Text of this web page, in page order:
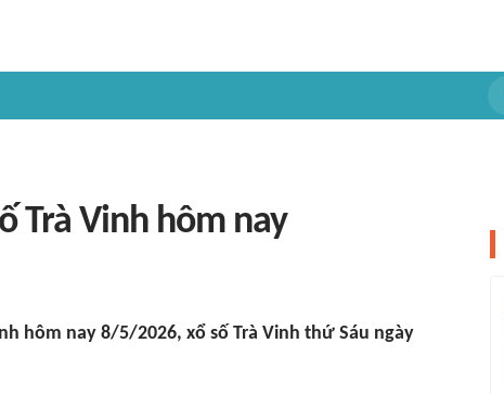
Trà Vinh hôm nay
hôm nay 8/5/2026, xổ số Trà Vinh thứ Sáu ngày